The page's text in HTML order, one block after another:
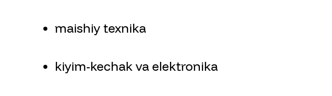
maishiy texnika
kiyim-kechak va elektronika